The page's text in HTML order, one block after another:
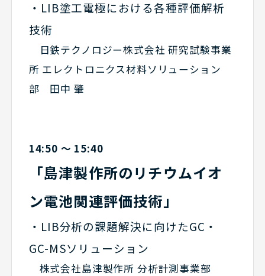
・LIB塗工電極における各種評価解析
技術
日鉄テクノロジー株式会社 研究試験事業
所 エレクトロニクス材料ソリューション
部 田中 肇
14:50 ～ 15:40
「島津製作所のリチウムイオ
ン電池関連評価技術」
・LIB分析の課題解決に向けたGC・
GC-MSソリューション
株式会社島津製作所 分析計測事業部